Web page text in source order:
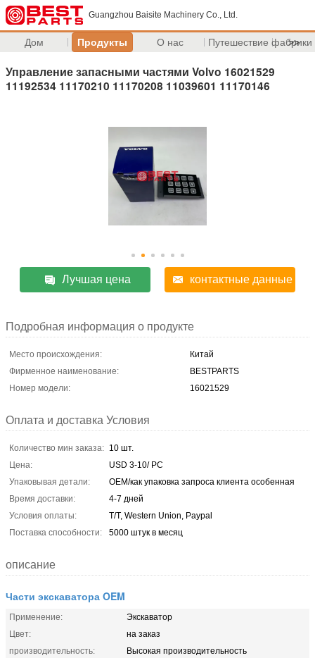
Guangzhou Baisite Machinery Co., Ltd.
Дом Продукты О нас Путешествие фабрики
>>
Управление запасными частями Volvo 16021529
11192534 11170210 11170208 11039601 11170146
Лучшая цена контактные данные
Подробная информация о продукте
Место происхождения:
Китай
Фирменное наименование:
BESTPARTS
Номер модели:
16021529
Оплата и доставка Условия
Количество мин заказа: 10 шт.
Цена:
USD 3-10/ PC
Упаковывая детали:
OEM/как упаковка запроса клиента особенная
Время доставки:
4-7 дней
Условия оплаты:
T/T, Western Union, Paypal
Поставка способности:
5000 штук в месяц
описание
Части экскаватора OEM
Применение:
Экскаватор
Цвет:
на заказ
производительность:
Высокая производительность